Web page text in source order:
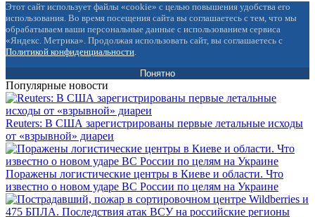
Этот сайт использует файлы «cookie» с целью повышения удобства его
использования. Во время посещения сайта вы соглашаетесь с тем, что мы
обрабатываем ваши персональные данные с использованием сервиса
«Яндекс. Метрика». Продолжая использовать сайт, вы соглашаетесь с
Политикой конфиденциальности
Понятно
Популярные новости
Reuters: В США зарегистрированы первые летальные исходы
от «взрывной» диареи
Поражены логистические центры в Киеве и области. Что
известно о новом ударе ВС России по целям на Украине